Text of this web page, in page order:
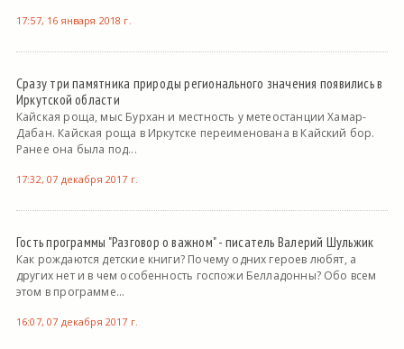
17:57, 16 января 2018 г.
Сразу три памятника природы регионального значения появились в
Иркутской области
Кайская роща, мыс Бурхан и местность у метеостанции Хамар-
Дабан. Кайская роща в Иркутске переименована в Кайский бор.
Ранее она была под...
17:32, 07 декабря 2017 г.
Гость программы "Разговор о важном" - писатель Валерий Шульжик
Как рождаются детские книги? Почему одних героев любят, а
других нет и в чем особенность госпожи Белладонны? Обо всем
этом в программе...
16:07, 07 декабря 2017 г.